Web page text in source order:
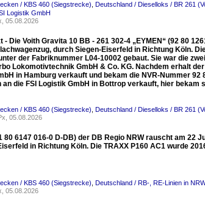
/ KBS 460 (Siegstrecke) Deutschland / Dieselloks / BR 261
Logistik GmbH
05.08.2026
- Die Voith Gravita 10 BB - 261 302-4 „EYMEN“ (92 80
durch Siegen-Eiserfeld in Richtung Köln.
der Fabriknummer L04-10002 gebaut. Sie war die
Lokomotivtechnik GmbH & Co. KG. Nachdem erhalt
in Hamburg verkauft und bekam die NVR-Nummer
an die FSI Logistik GmbH in Bottrop verkauft, hier bekam
/ KBS 460 (Siegstrecke) Deutschland / Dieselloks / BR 261
05.08.2026
80 6147 016-0 D-DB) der DB Regio NRW rauscht am
in Richtung Köln. Die TRAXX P160 AC1 wurde
/ KBS 460 (Siegstrecke) Deutschland / RB-, RE-Linien in
05.08.2026